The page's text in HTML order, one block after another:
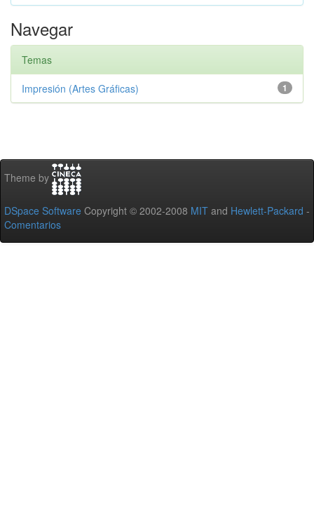
Navegar
Temas
1
Impresión (Artes Gráficas)
Theme by
DSpace Software Copyright © 2002-2008 MIT and Hewlett-Packard -
Comentarios